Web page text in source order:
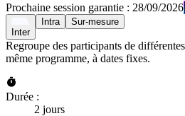
Prochaine session garantie : 28/09/2026
Inter
Intra Sur-mesure
Regroupe des participants de
même programme, à dates fixes.
Durée :
2 jours